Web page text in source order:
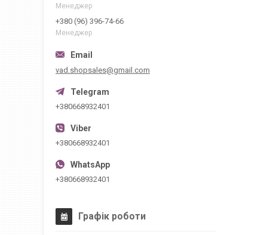
Менеджер
+380 (96) 396-74-66
Менеджер
vad.shopsales@gmail.com
+380668932401
+380668932401
+380668932401
Графік роботи